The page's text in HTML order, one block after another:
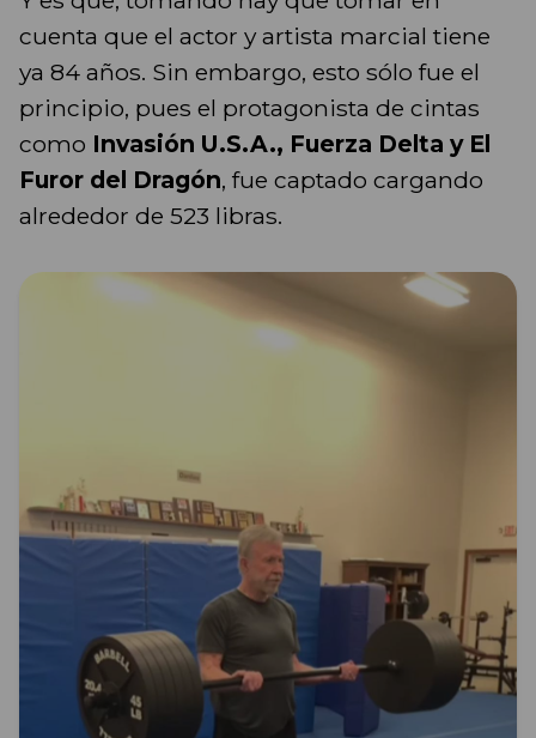
cuenta que el actor y artista marcial tiene
ya 84 años. Sin embargo, esto sólo fue el
principio, pues el protagonista de cintas
como Invasión U.S.A., Fuerza Delta y El
Furor del Dragón, fue captado cargando
alrededor de 523 libras.